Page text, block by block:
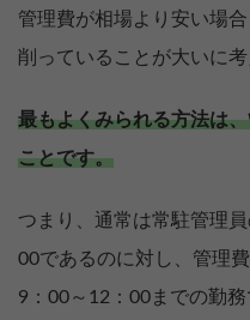
管理費が相場より安い場
削っていることが大いに考
最もよくみられる方法は
ことです。
つまり、通常は常駐管理
00であるのに対し、管理
9：00～12：00までの勤